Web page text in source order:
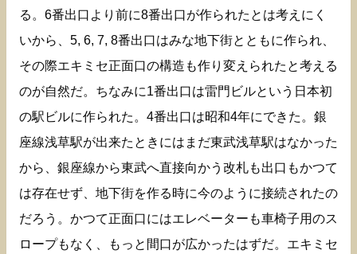
る。6番出口より前に8番出口が作られたとは考えにく
いから、5, 6, 7, 8番出口はみな地下街とともに作られ、
その際エキミセ正面口の構造も作り変えられたと考える
のが自然だ。ちなみに1番出口は雷門ビルという日本初
の駅ビルに作られた。4番出口は昭和4年にできた。銀
座線浅草駅が出来たときにはまだ東武浅草駅はなかった
から、銀座線から東武へ直接向かう改札も出口もかつて
は存在せず、地下街を作る時に今のように接続されたの
だろう。かつて正面口にはエレベーターも車椅子用のス
ロープもなく、もっと間口が広かったはずだ。エキミセ